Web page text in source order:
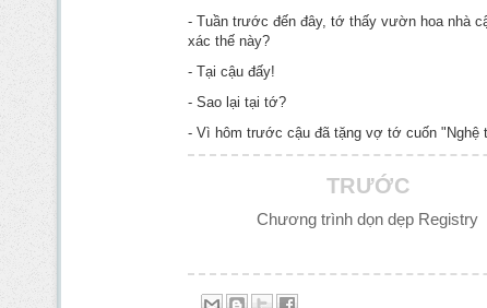
- Tuần trước đến đây, tớ thấy vườn hoa nhà
xác thế này?
- Tại cậu đấy!
- Sao lại tại tớ?
- Vì hôm trước cậu đã tặng vợ tớ cuốn "Nghệ
TRƯỚC
Chương trình dọn dẹp Registry